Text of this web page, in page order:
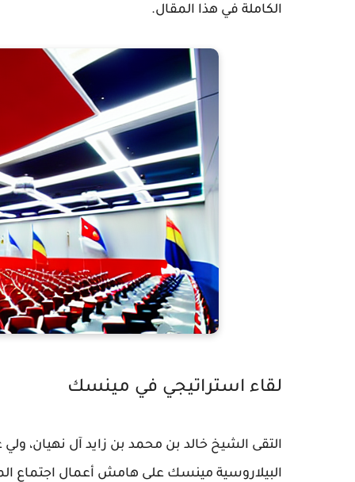
الكاملة في هذا المقال.
لقاء استراتيجي في مينسك
التقى الشيخ خالد بن محمد بن زايد آل نهيان،
البيلاروسية مينسك على هامش أعمال اجتماع